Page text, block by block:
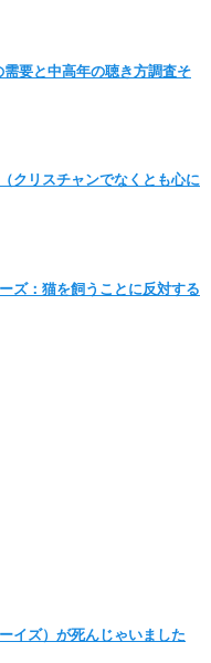
要と中高年の聴き方調査そ
クリスチャンでなくとも心に
ズ：猫を飼うことに反対する
イズ）が死んじゃいました